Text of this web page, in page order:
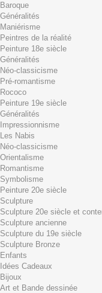
Panier (vide)
Aucun produit
0,01€ dès 29€ d'achat
0,00 € Total
Commander
Produit
succès
Quantité
Total
Il y a 1
Total produits TTC
Frais de port TTC
0,01€
Total TTC
Continuer mes
Baroque
Généralités
Maniérisme
Peintres de la réalité
Peinture 18e siècle
Généralités
Néo-classicisme
Pré-romantisme
Rococo
Peinture 19e siècle
Généralités
Impressionnisme
Les Nabis
Néo-classicisme
Orientalisme
Romantisme
Symbolisme
Peinture 20e siècle
Sculpture
Sculpture 20e siècle et
Sculpture ancienne
Sculpture du 19e siècle
Sculpture Bronze
Enfants
Idées Cadeaux
Bijoux
Art et Bande dessinée